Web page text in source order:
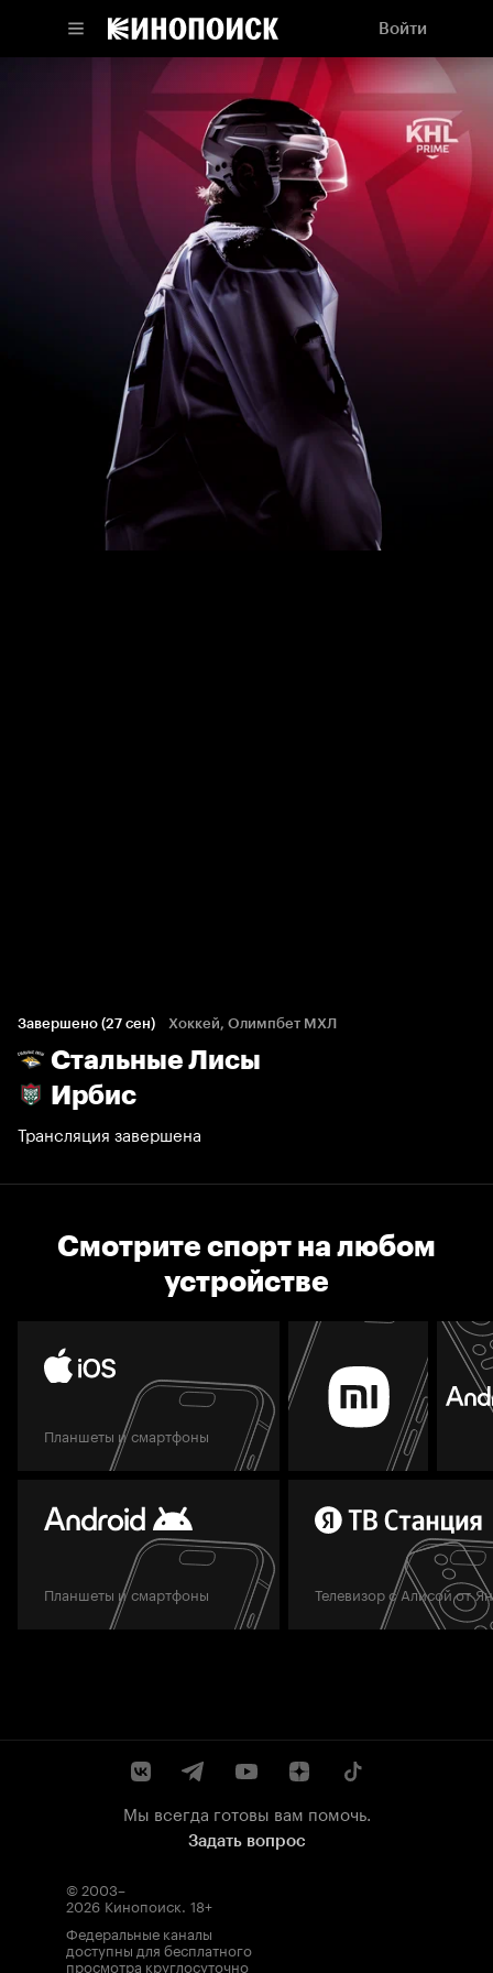
Войти
Завершено (27 сен) Хоккей, Олимпбет МХЛ
Стальные Лисы
Ирбис
Трансляция завершена
Смотрите спорт на любом
устройстве
Планшеты и смартфоны
Планшеты и смартфоны Телевизор с Алисой от
Мы всегда готовы вам помочь.
Задать вопрос
© 2003–
2026 Кинопоиск. 18+
Федеральные каналы
доступны для бесплатного
просмотра круглосуточно